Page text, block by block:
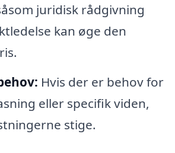
juridisk rådgivning
kan øge den
Hvis der er behov for
eller specifik viden,
stige.